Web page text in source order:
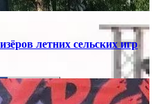
летних сельских игр